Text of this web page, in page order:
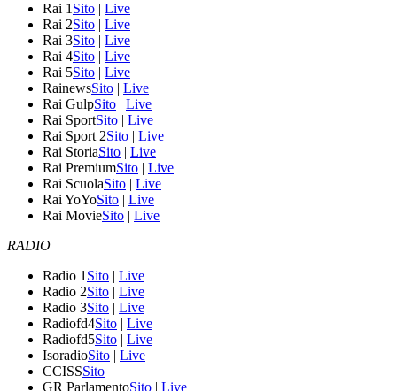
Rai 1 Sito | Live
Rai 2Sito | Live
Rai 3Sito | Live
Rai 4Sito | Live
Rai 5Sito | Live
RainewsSito | Live
Rai GulpSito | Live
Rai SportSito | Live
Rai Sport 2Sito | Live
Rai StoriaSito | Live
Rai PremiumSito | Live
Rai ScuolaSito | Live
Rai YoYoSito | Live
Rai MovieSito | Live
RADIO
Radio 1 Sito | Live
Radio 2Sito | Live
Radio 3Sito | Live
Radiofd4Sito | Live
Radiofd5Sito | Live
IsoradioSito | Live
CCISSSito
GR ParlamentoSito | Live